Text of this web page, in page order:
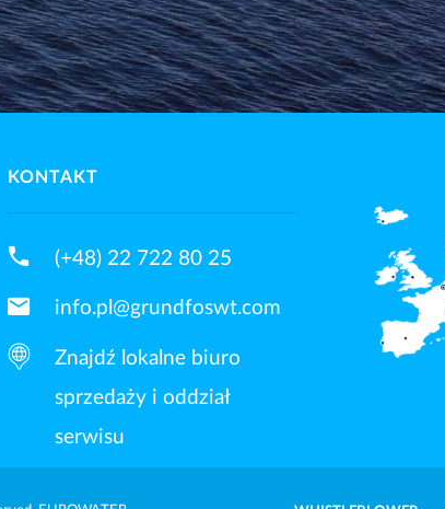
KONTAKT
phone (+48) 22 722 80 25
mail info.pl@grundfoswt.com
Znajdź lokalne biuro
sprzedaży i oddział
serwisu